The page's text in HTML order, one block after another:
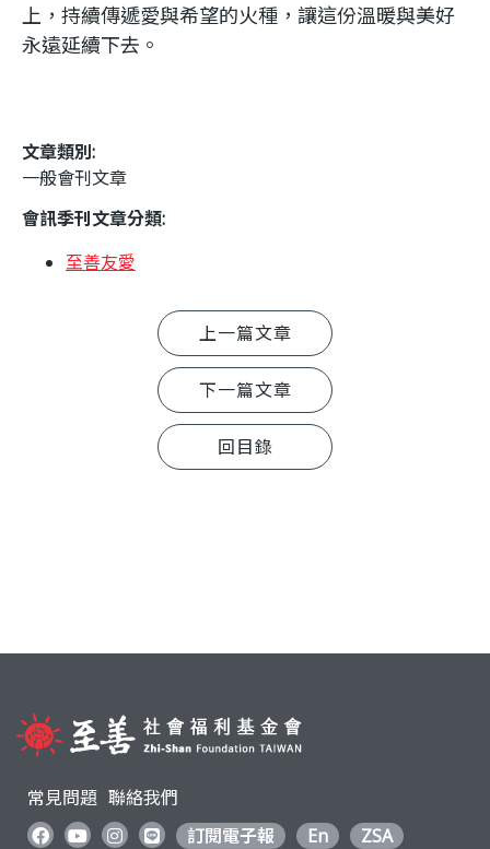
上，持續傳遞愛與希望的火種，讓這份溫暖與美好
永遠延續下去。
文章類別:
一般會刊文章
會訊季刊文章分類:
至善友愛
上一篇文章
下一篇文章
回目錄
常見問題 聯絡我們
訂閱電子報
En
ZSA